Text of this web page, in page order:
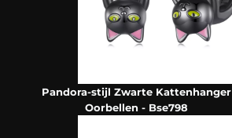
Pandora-stijl Zwarte Kattenhanger
Oorbellen - Bse798